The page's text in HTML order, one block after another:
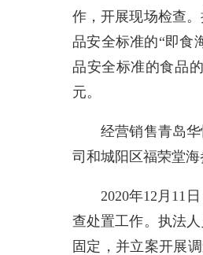
作，开展现场检查
品安全标准的“即食
品安全标准的食品
元。
经营销售青岛
司和城阳区福荣堂
2020年12月11
查处置工作。执法
固定，并立案开展